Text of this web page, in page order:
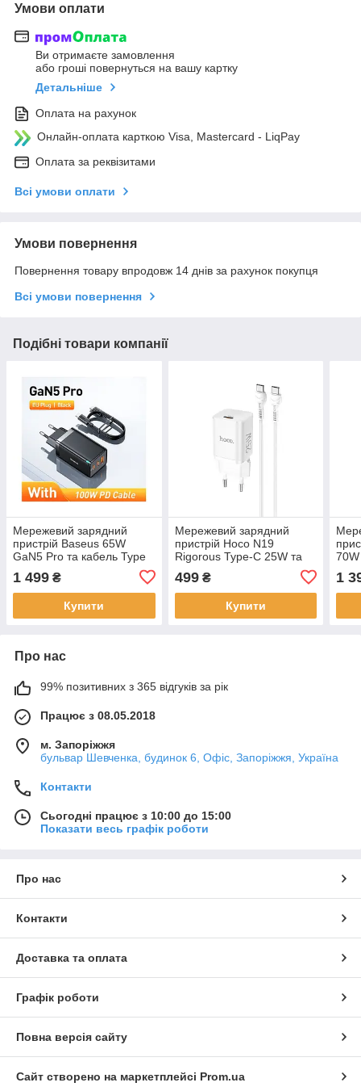
Умови оплати
Ви отримаєте замовлення
або гроші повернуться на вашу картку
Детальніше
Оплата на рахунок
Онлайн-оплата карткою Visa, Mastercard - LiqPay
Оплата за реквізитами
Всі умови оплати
Умови повернення
Повернення товару впродовж 14 днів за рахунок покупця
Всі умови повернення
Подібні товари компанії
Мережевий зарядний
пристрій Baseus 65W
GaN5 Pro та кабель Type
Black (CCGAN65E5)
1 499 ₴
Купити
Мережевий зарядний
пристрій Hoco N19
Rigorous Type-C 25W та
кабель Type-C to Type-C
White
499₴
Купити
1
Про нас
99% позитивних з 365 відгуків за рік
Працює з 08.05.2018
м. Запоріжжя
бульвар Шевченка, будинок 6, Офіс, Запоріжжя, Україна
Контакти
Сьогодні працює з 10:00 до 15:00
Показати весь графік роботи
Про нас
Контакти
Доставка та оплата
Графік роботи
Повна версія сайту
Сайт створено на маркетплейсі Prom.ua